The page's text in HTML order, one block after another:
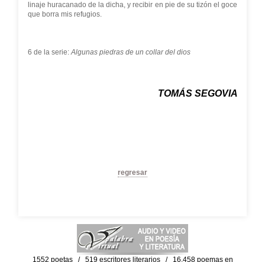
linaje huracanado de la dicha, y recibir en pie de su tizón el goce
que borra mis refugios.
6 de la serie:Algunas piedras de un collar del dios
TOMÁS SEGOVIA
regresar
1552 poetas / 519 escritores literarios / 16,458 poemas en